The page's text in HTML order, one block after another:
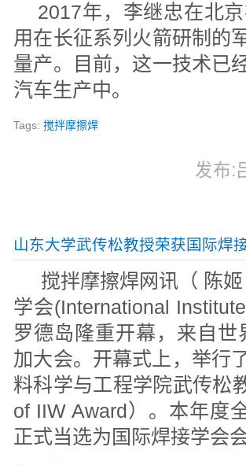
2017年，李继忠在北京
用在长征系列火箭研制的
量产。目前，这一技术已
汽车生产中。
Tags:搅拌摩擦焊
发布:
山东大学武传松教授荣获国际焊
搅拌摩擦焊网讯（ 陈
学会(International
罗德岛隆重开幕，来自
加大会。开幕式上，举行
料科学与工程学院武传松
of IIW Award）。本年度
正式当选为国际焊接学会